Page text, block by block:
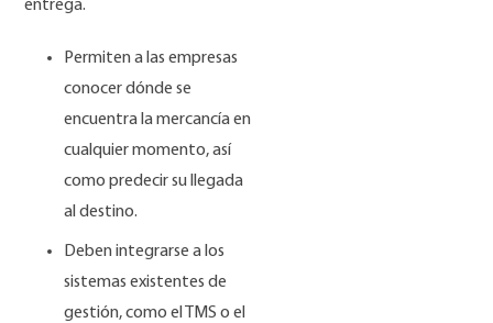
entrega.
Permiten a las empresas
conocer dónde se
encuentra la mercancía en
cualquier momento, así
como predecir su llegada
al destino.
Deben integrarse a los
sistemas existentes de
gestión, como el TMS o el